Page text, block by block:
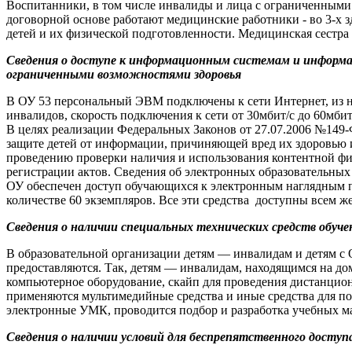
Воспитанники, в том числе инвалиды и лица с
договорной основе работают медицинские работники - во 3-х
детей и их физической подготовленности. Медицинская
Сведения о доступе к информационным системам и
ограниченными возможностями здоровья
В ОУ 53 персональный ЭВМ подключены к сети Интернет, из
инвалидов, скорость подключения к сети от 30мбит/с до
В целях реализации Федеральных Законов от 27.07.2006
защите детей от информации, причиняющей вред их здоровью
проведению проверки наличия и использования контентной
регистрации актов. Сведения об электронных
ОУ обеспечен доступ обучающихся к электронным
количестве 60 экземпляров. Все эти средства доступны всем
Сведения о наличии специальных технических средств
В образовательной организации детям — инвалидам и детям с
предоставляются. Так, детям — инвалидам, находящимся на
компьютерное оборудование, скайп для проведения
применяются мультимедийные средства и иные средства
электронные УМК, проводится подбор и разработка учебных
Сведения о наличии условий для беспрепятственного